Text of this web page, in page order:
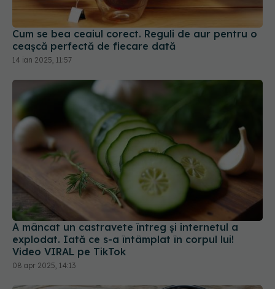
Cum se bea ceaiul corect. Reguli de aur pentru o
ceașcă perfectă de fiecare dată
14 ian 2025, 11:57
A mâncat un castravete întreg și internetul a
explodat. Iată ce s-a întâmplat în corpul lui!
Video VIRAL pe TikTok
08 apr 2025, 14:13